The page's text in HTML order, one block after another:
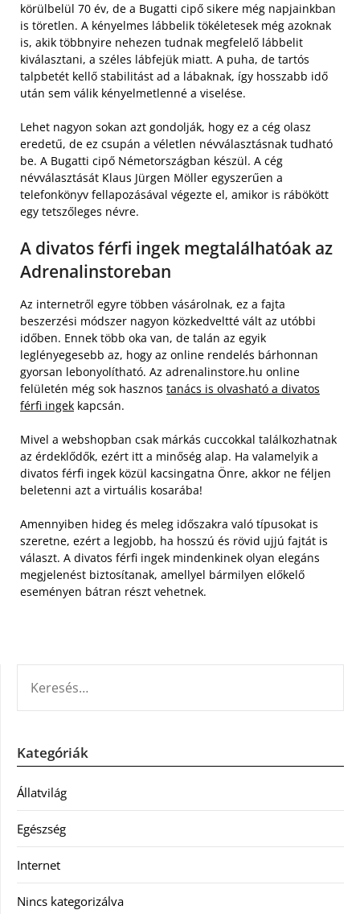
körülbelül 70 év, de a Bugatti cipő sikere még napjainkban
is töretlen. A kényelmes lábbelik tökéletesek még azoknak
is, akik többnyire nehezen tudnak megfelelő lábbelit
kiválasztani, a széles lábfejük miatt. A puha, de tartós
talpbetét kellő stabilitást ad a lábaknak, így hosszabb idő
után sem válik kényelmetlenné a viselése.
Lehet nagyon sokan azt gondolják, hogy ez a cég olasz
eredetű, de ez csupán a véletlen névválasztásnak tudható
be. A Bugatti cipő Németországban készül. A cég
névválasztását Klaus Jürgen Möller egyszerűen a
telefonkönyv fellapozásával végezte el, amikor is rábökött
egy tetszőleges névre.
A divatos férfi ingek megtalálhatóak az
Adrenalinstoreban
Az internetről egyre többen vásárolnak, ez a fajta
beszerzési módszer nagyon közkedveltté vált az utóbbi
időben. Ennek több oka van, de talán az egyik
leglényegesebb az, hogy az online rendelés bárhonnan
gyorsan lebonyolítható. Az adrenalinstore.hu online
felületén még sok hasznos tanács is olvasható a divatos
férfi ingek kapcsán.
Mivel a webshopban csak márkás cuccokkal találkozhatnak
az érdeklődők, ezért itt a minőség alap. Ha valamelyik a
divatos férfi ingek közül kacsingatna Önre, akkor ne féljen
beletenni azt a virtuális kosarába!
Amennyiben hideg és meleg időszakra való típusokat is
szeretne, ezért a legjobb, ha hosszú és rövid ujjú fajtát is
választ. A divatos férfi ingek mindenkinek olyan elegáns
megjelenést biztosítanak, amellyel bármilyen előkelő
eseményen bátran részt vehetnek.
Kategóriák
Állatvilág
Egészség
Internet
Nincs kategorizálva